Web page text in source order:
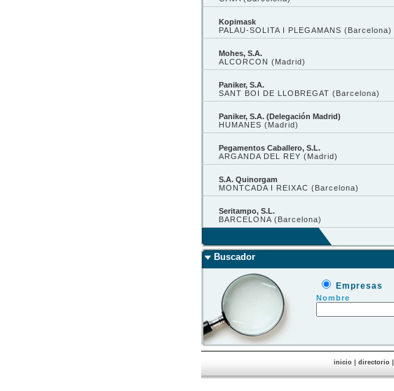
Kopimask
PALAU-SOLITA I PLEGAMANS (Barcelona)
Mohes, S.A.
ALCORCON (Madrid)
Paniker, S.A.
SANT BOI DE LLOBREGAT (Barcelona)
Paniker, S.A. (Delegación Madrid)
HUMANES (Madrid)
Pegamentos Caballero, S.L.
ARGANDA DEL REY (Madrid)
S.A. Quinorgam
MONTCADA I REIXAC (Barcelona)
Seritampo, S.L.
BARCELONA (Barcelona)
Buscador
Empresas
Nombre
inicio| directorio|